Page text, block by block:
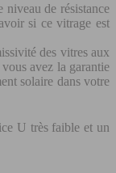
niveau de résistance
si ce vitrage est
des vitres aux
avez la garantie
solaire dans votre
U très faible et un